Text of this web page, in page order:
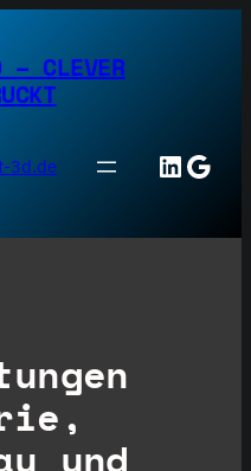
– CLEVER
3d.de
und